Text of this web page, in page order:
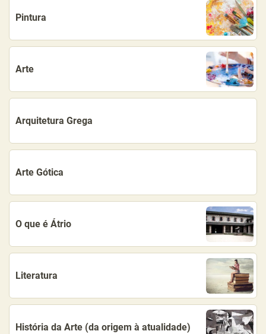
Pintura
Arte
Arquitetura Grega
Arte Gótica
O que é Átrio
Literatura
História da Arte (da origem à atualidade)